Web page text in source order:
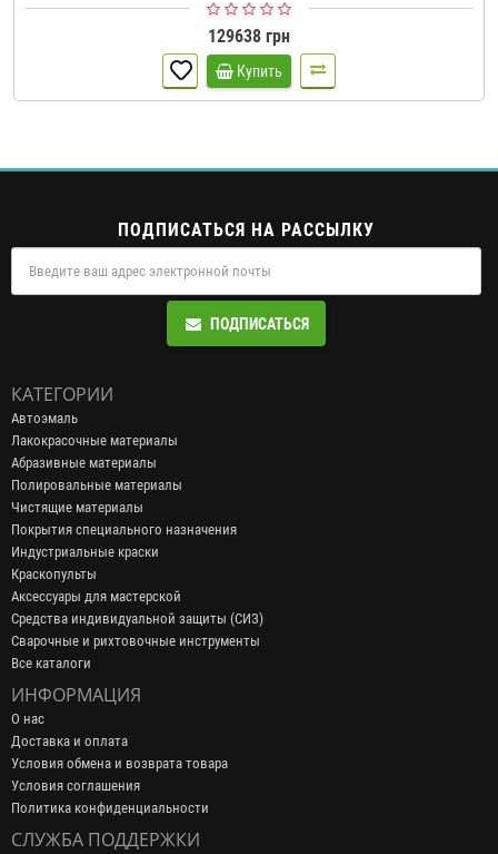
129638 грн
Купить
ПОДПИСАТЬСЯ НА РАССЫЛКУ
ПОДПИСАТЬСЯ
КАТЕГОРИИ
Автоэмаль
Лакокрасочные материалы
Абразивные материалы
Полировальные материалы
Чистящие материалы
Покрытия специального назначения
Индустриальные краски
Краскопульты
Аксессуары для мастерской
Средства индивидуальной защиты (СИЗ)
Сварочные и рихтовочные инструменты
Все каталоги
ИНФОРМАЦИЯ
О нас
Доставка и оплата
Условия обмена и возврата товара
Условия соглашения
Политика конфиденциальности
СЛУЖБА ПОДДЕРЖКИ